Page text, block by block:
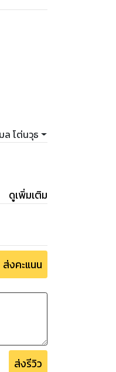
ล โต่นวุธ
ดูเพิ่มเติม
ส่งคะแนน
ส่งรีวิว